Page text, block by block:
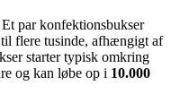
par konfektionsbukser
flere tusinde, afhængigt af
starter typisk omkring
og kan løbe op i 10.000